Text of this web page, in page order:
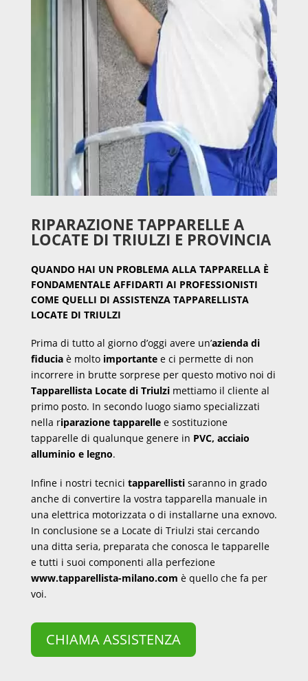
RIPARAZIONE TAPPARELLE A
LOCATE DI TRIULZI E PROVINCIA
QUANDO HAI UN PROBLEMA ALLA TAPPARELLA È
FONDAMENTALE AFFIDARTI AI PROFESSIONISTI
COME QUELLI DI ASSISTENZA TAPPARELLISTA
LOCATE DI TRIULZI
Prima di tutto al giorno d’oggi avere un’azienda di
fiduciaè molto importantee ci permette di non
incorrere in brutte sorprese per questo motivo noi di
Tapparellista Locate di Triulzimettiamo il cliente al
primo posto. In secondo luogo siamo specializzati
nella riparazione tapparellee sostituzione
tapparelle di qualunque genere in PVC, acciaio
alluminio e legno.
Infine i nostri tecnici tapparellistisaranno in grado
anche di convertire la vostra tapparella manuale in
una elettrica motorizzata o di installarne una exnovo.
In conclusione se a Locate di Triulzi stai cercando
una ditta seria, preparata che conosca le tapparelle
e tutti i suoi componenti alla perfezione
www.tapparellista-milano.com è quello che fa per
voi.
CHIAMA ASSISTENZA